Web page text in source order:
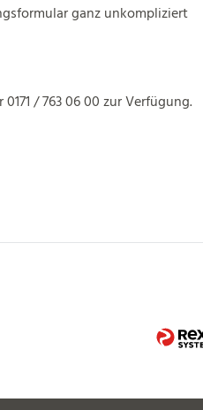
ganz unkompliziert
/ 763 06 00 zur Verfügung.